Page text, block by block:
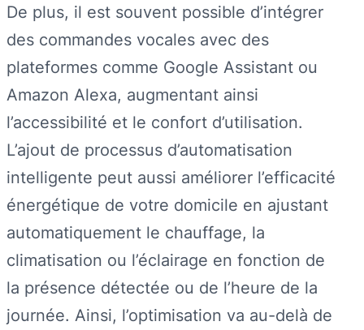
De plus, il est souvent possible d’intégrer
des commandes vocales avec des
plateformes comme Google Assistant ou
Amazon Alexa, augmentant ainsi
l’accessibilité et le confort d’utilisation.
L’ajout de processus d’automatisation
intelligente peut aussi améliorer l’efficacité
énergétique de votre domicile en ajustant
automatiquement le chauffage, la
climatisation ou l’éclairage en fonction de
la présence détectée ou de l’heure de la
journée. Ainsi, l’optimisation va au-delà de